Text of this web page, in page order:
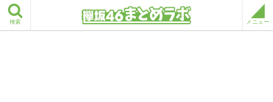
検索 メニュー